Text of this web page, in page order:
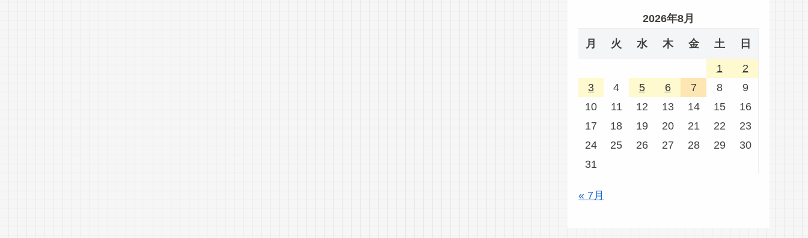
2026年8月
月 火 水 木 金 土 日
1
2
3
4 5 6 7 8
9
10
11 12 13 14 15
16
17
18 19 20 21 22
23
24
25 26 27 28 29
30
31
« 7月